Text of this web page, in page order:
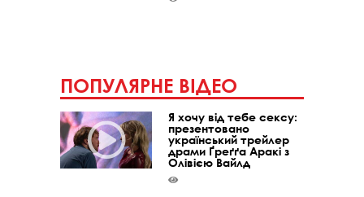
ПОПУЛЯРНЕ ВІДЕО
Я хочу від тебе сексу:
презентовано
український трейлер
драми Ґреґґа Аракі з
Олівією Вайлд